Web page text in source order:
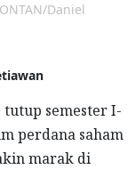
Daniel
tutup semester I-
perdana saham
marak di